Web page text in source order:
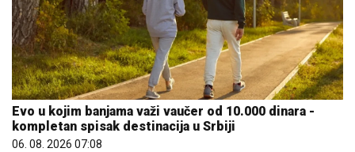
Evo u kojim banjama važi vaučer od 10.000 dinara -
kompletan spisak destinacija u Srbiji
06. 08. 2026 07:08